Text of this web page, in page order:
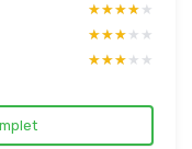
★★★★★
★★★★★
★★★★★
★★★★★
★★★★★
★★★★★